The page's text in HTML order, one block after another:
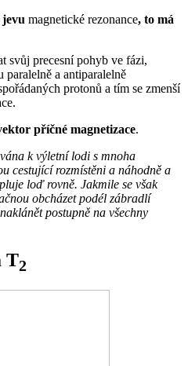
magnetické rezonance, to má
svůj precesní pohyb ve fázi,
paralelně a antiparalelně
protonů a tím se zmenší
příčné magnetizace.
k výletní lodi s mnoha
cestující rozmístěni a náhodně a
loď rovně. Jakmile se však
obcházet podél zábradlí
postupně na všechny
T2